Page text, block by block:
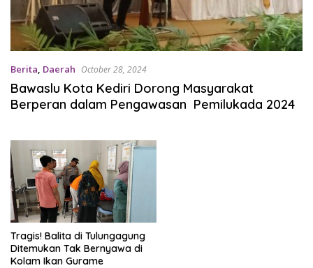
Berita, Daerah October 28, 2024
Bawaslu Kota Kediri Dorong Masyarakat
Berperan dalam Pengawasan Pemilukada 2024
Tragis! Balita di Tulungagung
Ditemukan Tak Bernyawa di
Kolam Ikan Gurame